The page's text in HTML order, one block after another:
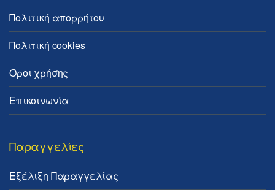
Πολιτική απορρήτου
Πολιτική cookies
Όροι χρήσης
Επικοινωνία
Παραγγελίες
Εξέλιξη Παραγγελίας